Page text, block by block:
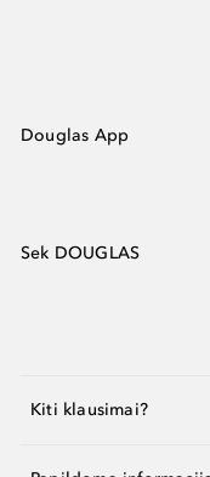
Douglas App
Sek DOUGLAS
Kiti klausimai?